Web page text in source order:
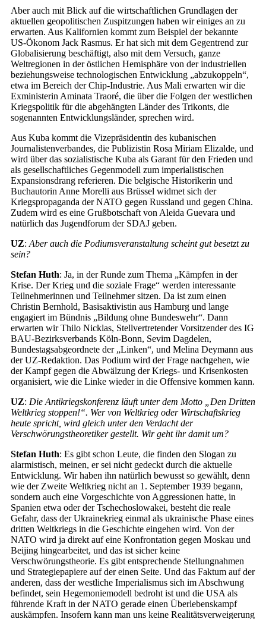
Aber auch mit Blick auf die wirtschaftlichen Grundlagen der
aktuellen geopolitischen Zuspitzungen haben wir einiges an zu
erwarten. Aus Kalifornien kommt zum Beispiel der bekannte
US-Ökonom Jack Rasmus. Er hat sich mit dem Gegentrend zur
Globalisierung beschäftigt, also mit dem Versuch, ganze
Weltregionen in der östlichen Hemisphäre von der industriellen
beziehungsweise technologischen Entwicklung „abzukoppeln“,
etwa im Bereich der Chip-Industrie. Aus Mali erwarten wir die
Exministerin Aminata Traoré, die über die Folgen der westlichen
Kriegspolitik für die abgehängten Länder des Trikonts, die
sogenannten Entwicklungsländer, sprechen wird.
Aus Kuba kommt die Vizepräsidentin des kubanischen
Journalistenverbandes, die Publizistin Rosa Miriam Elizalde, und
wird über das sozialistische Kuba als Garant für den Frieden und
als gesellschaftliches Gegenmodell zum imperialistischen
Expansionsdrang referieren. Die belgische Historikerin und
Buchautorin Anne Morelli aus Brüssel widmet sich der
Kriegspropaganda der NATO gegen Russland und gegen China.
Zudem wird es eine Grußbotschaft von Aleida Guevara und
natürlich das Jugendforum der SDAJ geben.
UZ: Aber auch die Podiumsveranstaltung scheint gut besetzt zu
sein?
Stefan Huth: Ja, in der Runde zum Thema „Kämpfen in der
Krise. Der Krieg und die soziale Frage“ werden interessante
Teilnehmerinnen und Teilnehmer sitzen. Da ist zum einen
Christin Bernhold, Basisaktivistin aus Hamburg und lange
engagiert im Bündnis „Bildung ohne Bundeswehr“. Dann
erwarten wir Thilo Nicklas, Stellvertretender Vorsitzender des IG
BAU-Bezirksverbands Köln-Bonn, Sevim Dagdelen,
Bundestagsabgeordnete der „Linken“, und Melina Deymann aus
der UZ-Redaktion. Das Podium wird der Frage nachgehen, wie
der Kampf gegen die Abwälzung der Kriegs- und Krisenkosten
organisiert, wie die Linke wieder in die Offensive kommen kann.
UZ: Die Antikriegskonferenz läuft unter dem Motto „Den Dritten
Weltkrieg stoppen!“. Wer von Weltkrieg oder Wirtschaftskrieg
heute spricht, wird gleich unter den Verdacht der
Verschwörungstheoretiker gestellt. Wir geht ihr damit um?
Stefan Huth: Es gibt schon Leute, die finden den Slogan zu
alarmistisch, meinen, er sei nicht gedeckt durch die aktuelle
Entwicklung. Wir haben ihn natürlich bewusst so gewählt, denn
wie der Zweite Weltkrieg nicht an 1. September 1939 begann,
sondern auch eine Vorgeschichte von Aggressionen hatte, in
Spanien etwa oder der Tschechoslowakei, besteht die reale
Gefahr, dass der Ukrainekrieg einmal als ukrainische Phase eines
dritten Weltkriegs in die Geschichte eingehen wird. Von der
NATO wird ja direkt auf eine Konfrontation gegen Moskau und
Beijing hingearbeitet, und das ist sicher keine
Verschwörungstheorie. Es gibt entsprechende Stellungnahmen
und Strategiepapiere auf der einen Seite. Und das Faktum auf der
anderen, dass der westliche Imperialismus sich im Abschwung
befindet, sein Hegemoniemodell bedroht ist und die USA als
führende Kraft in der NATO gerade einen Überlebenskampf
auskämpfen. Insofern kann man uns keine Realitätsverweigerung